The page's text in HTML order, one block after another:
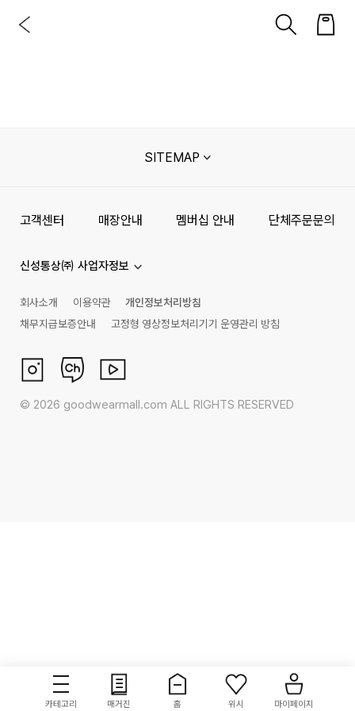
카테고리 매거진 홈 위시 마이페이지
SITEMAP
고객센터 매장안내 멤버십 안내 단체주문문의
신성통상㈜ 사업자정보
회사소개 이용약관
개인정보처리방침
채무지급보증안내
고정형 영상정보처리기기 운영관리 방침
© 2026 goodwearmall.com ALL RIGHTS RESERVED